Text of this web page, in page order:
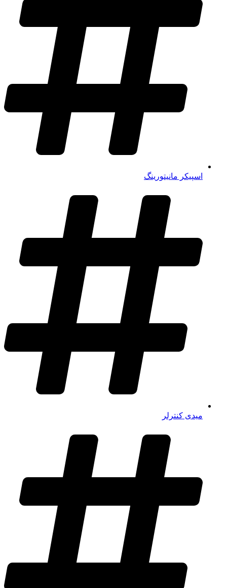
اسپیکر مانیتورینگ
میدی کنترلر